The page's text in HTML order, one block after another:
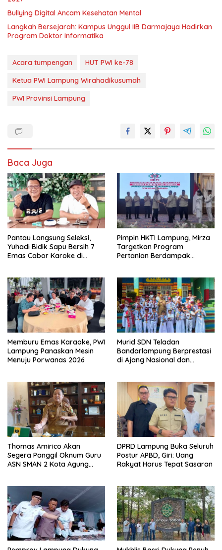
Bullying Digital Ancam Kesehatan Mental
Langkah Bersejarah: Kampus Unggul IIB Darmajaya Hadirkan
Program Doktor Informatika
Acara tumpengan
HUT PWI ke-78
Ketua PWI Lampung Wirahadikusumah
PWI Provinsi Lampung
Baca Juga
Pantau Langsung Seleksi,
Yuhadi Bidik Sapu Bersih 7
Emas Cabor Karoke di
Pimpin HKTI Lampung, Mirza
Targetkan Program
Pertanian Berdampak
Memburu Emas Karaoke, PWI
Lampung Panaskan Mesin
Menuju Porwanas 2026
Murid SDN Teladan
Bandarlampung Berprestasi
di Ajang Nasional dan
Thomas Amirico Akan
Segera Panggil Oknum Guru
ASN SMAN 2 Kota Agung
DPRD Lampung Buka Seluruh
Postur APBD, Giri: Uang
Rakyat Harus Tepat Sasaran